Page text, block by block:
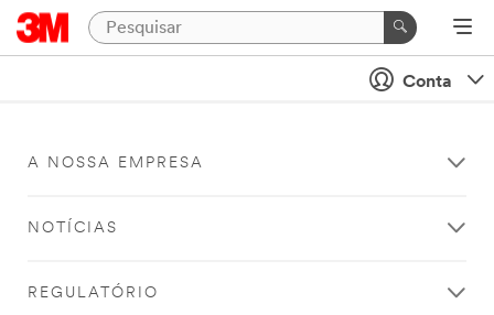
Conta
A NOSSA EMPRESA
NOTÍCIAS
REGULATÓRIO